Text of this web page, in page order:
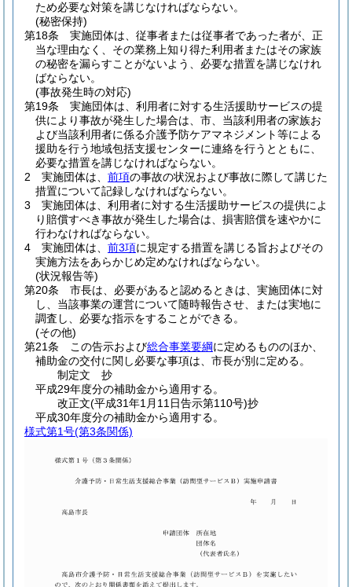
ため必要な対策を講じなければならない。
(秘密保持)
第18条
実施団体は、従事者または従事者であった者が、正
当な理由なく、その業務上知り得た利用者またはその家族
の秘密を漏らすことがないよう、必要な措置を講じなけれ
ばならない。
(事故発生時の対応)
第19条
実施団体は、利用者に対する生活援助サービスの提
供により事故が発生した場合は、市、当該利用者の家族お
よび当該利用者に係る介護予防ケアマネジメント等による
援助を行う地域包括支援センターに連絡を行うとともに、
必要な措置を講じなければならない。
2
実施団体は、 前項の事故の状況および事故に際して講じた
措置について記録しなければならない。
3
実施団体は、利用者に対する生活援助サービスの提供によ
り賠償すべき事故が発生した場合は、損害賠償を速やかに
行わなければならない。
4
実施団体は、 前3項に規定する措置を講じる旨およびその
実施方法をあらかじめ定めなければならない。
(状況報告等)
第20条
市長は、必要があると認めるときは、実施団体に対
し、当該事業の運営について随時報告させ、または実地に
調査し、必要な指示をすることができる。
(その他)
第21条
この告示および総合事業要綱に定めるもののほか、
補助金の交付に関し必要な事項は、市長が別に定める。
制定文 抄
平成29年度分の補助金から適用する。
改正文(平成31年1月11日告示第110号)抄
平成30年度分の補助金から適用する。
様式第1号(第3条関係)